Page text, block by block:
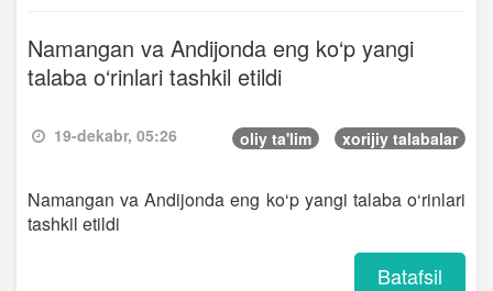
Namangan va Andijonda eng ko‘p yangi
talaba o‘rinlari tashkil etildi
19-dekabr, 05:26 oliy ta'lim xorijiy talabalar
Namangan va Andijonda eng ko‘p yangi talaba o‘rinlari
tashkil etildi
Batafsil